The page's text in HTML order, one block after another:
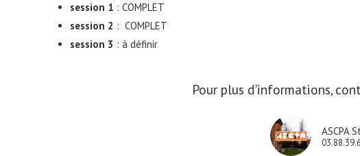
session 1 : COMPLET
session 2 : COMPLET
session 3 : à définir
Pour plus d'informations,
ASCPA